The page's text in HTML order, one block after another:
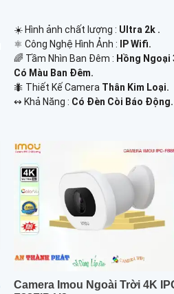
☀️ Hình ảnh chất lượng : Ultra 2k .
⚛️ Công Nghệ Hình Ảnh :
IP Wifi.
🌈 Tầm Nhìn Ban Đêm : Hồng Ngoại
Có Màu Ban Đêm.
🐜 Thiết Kế Camera Thân Kim Loại.
️↭ Khả Năng : Có Đèn Còi Báo Động.
Camera Imou Ngoài Trời 4K